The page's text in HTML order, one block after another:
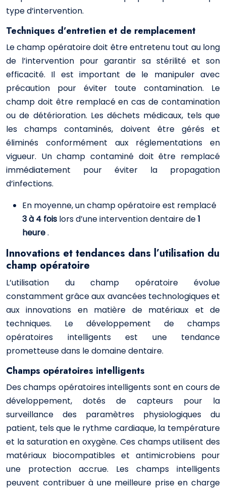
type d’intervention.
Techniques d’entretien et de remplacement
Le champ opératoire doit être entretenu tout au long
de l’intervention pour garantir sa stérilité et son
efficacité. Il est important de le manipuler avec
précaution pour éviter toute contamination. Le
champ doit être remplacé en cas de contamination
ou de détérioration. Les déchets médicaux, tels que
les champs contaminés, doivent être gérés et
éliminés conformément aux réglementations en
vigueur. Un champ contaminé doit être remplacé
immédiatement pour éviter la propagation
d’infections.
En moyenne, un champ opératoire est remplacé
3 à 4 fois lors d’une intervention dentaire de1
heure.
Innovations et tendances dans l’utilisation du
champ opératoire
L’utilisation du champ opératoire évolue
constamment grâce aux avancées technologiques et
aux innovations en matière de matériaux et de
techniques. Le développement de champs
opératoires intelligents est une tendance
prometteuse dans le domaine dentaire.
Champs opératoires intelligents
Des champs opératoires intelligents sont en cours de
développement, dotés de capteurs pour la
surveillance des paramètres physiologiques du
patient, tels que le rythme cardiaque, la température
et la saturation en oxygène. Ces champs utilisent des
matériaux biocompatibles et antimicrobiens pour
une protection accrue. Les champs intelligents
peuvent contribuer à une meilleure prise en charge